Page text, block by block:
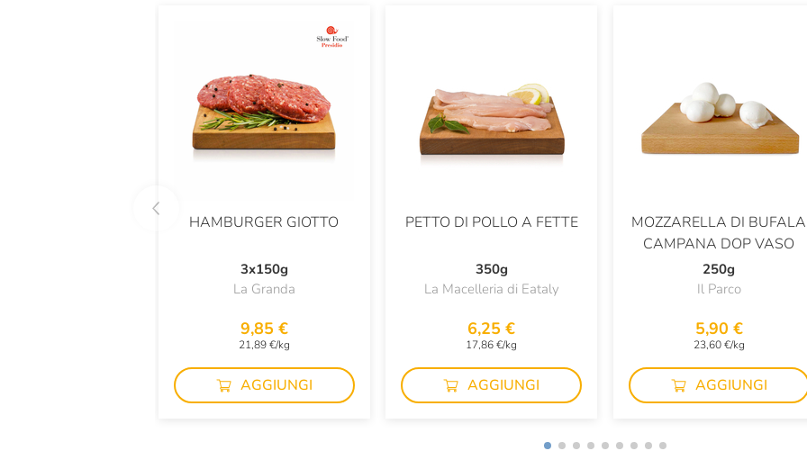
HAMBURGER GIOTTO
3x150g
La Granda
9,85 €
21,89 €/kg
AGGIUNGI
PETTO DI POLLO A FETTE
350g
La Macelleria di Eataly
6,25 €
17,86 €/kg
AGGIUNGI
MOZZARELLA DI BUFALA
CAMPANA DOP VASO
250g
Il Parco
5,90 €
23,60 €/kg
AGGIUNGI